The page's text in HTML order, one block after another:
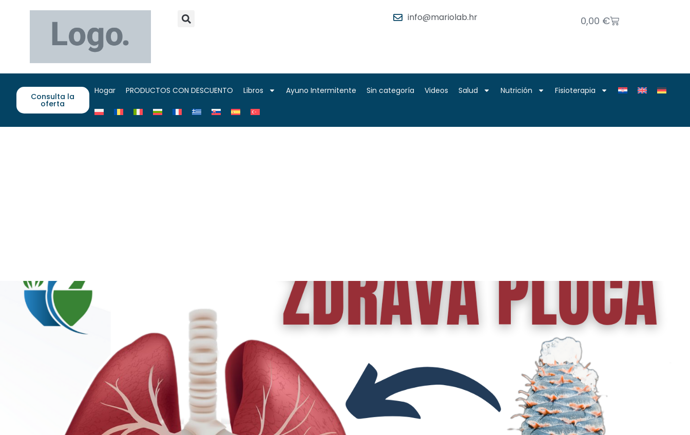
info@mariolab.hr 0,00 €
Consulta la
oferta
Hogar PRODUCTOS CON DESCUENTO Libros Ayuno Intermitente Sin categoría Videos Salud Nutrición Fisioterapia